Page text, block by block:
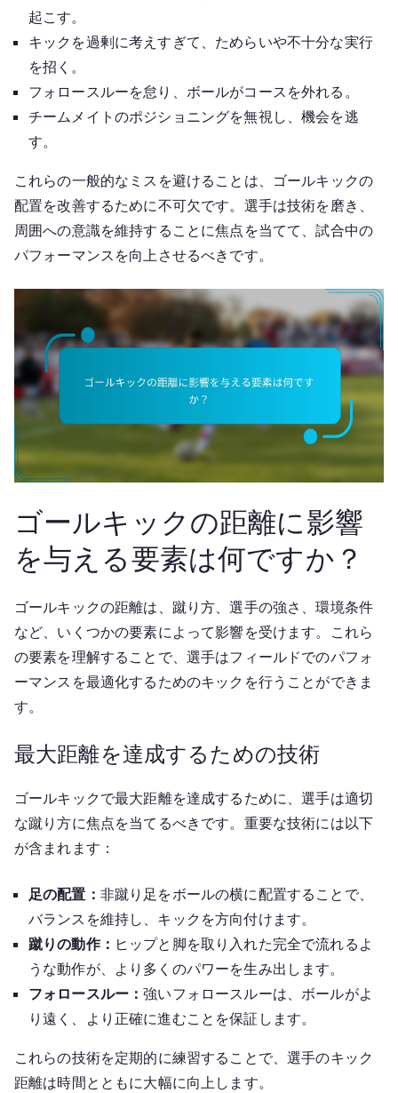
起こす。
キックを過剰に考えすぎて、ためらいや不十分な実行
を招く。
フォロースルーを怠り、ボールがコースを外れる。
チームメイトのポジショニングを無視し、機会を逃
す。
これらの一般的なミスを避けることは、ゴールキックの
配置を改善するために不可欠です。選手は技術を磨き、
周囲への意識を維持することに焦点を当てて、試合中の
パフォーマンスを向上させるべきです。
ゴールキックの距離に影響
を与える要素は何ですか？
ゴールキックの距離は、蹴り方、選手の強さ、環境条件
など、いくつかの要素によって影響を受けます。これら
の要素を理解することで、選手はフィールドでのパフォ
ーマンスを最適化するためのキックを行うことができま
す。
最大距離を達成するための技術
ゴールキックで最大距離を達成するために、選手は適切
な蹴り方に焦点を当てるべきです。重要な技術には以下
が含まれます：
足の配置： 非蹴り足をボールの横に配置することで、
バランスを維持し、キックを方向付けます。
蹴りの動作： ヒップと脚を取り入れた完全で流れるよ
うな動作が、より多くのパワーを生み出します。
フォロースルー：強いフォロースルーは、ボールがよ
り遠く、より正確に進むことを保証します。
これらの技術を定期的に練習することで、選手のキック
距離は時間とともに大幅に向上します。